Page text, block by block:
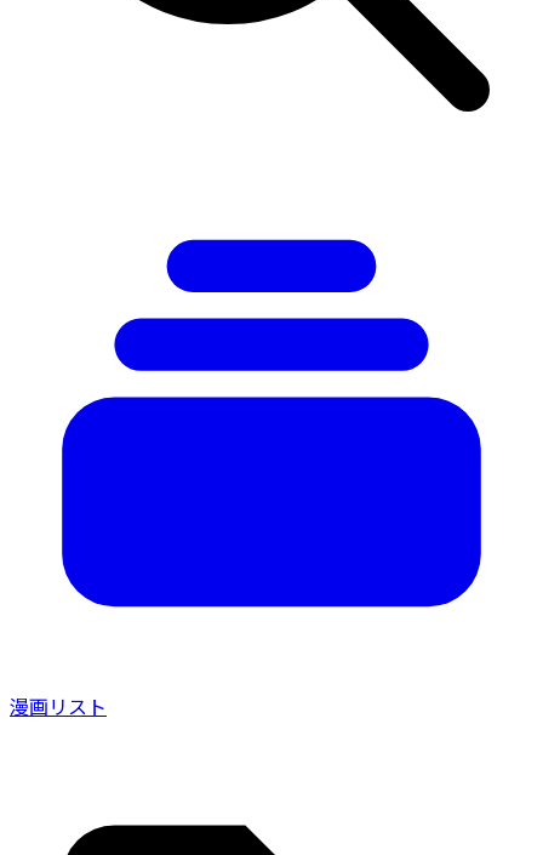
漫画リスト